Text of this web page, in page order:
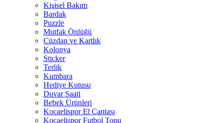
Kişisel Bakım
Bardak
Puzzle
Mutfak Önlüğü
Cüzdan ve Kartlık
Kolonya
Sticker
Terlik
Kumbara
Hediye Kutusu
Duvar Saati
Bebek Ürünleri
Kocaelispor El Çantası
Kocaelispor Futbol Topu